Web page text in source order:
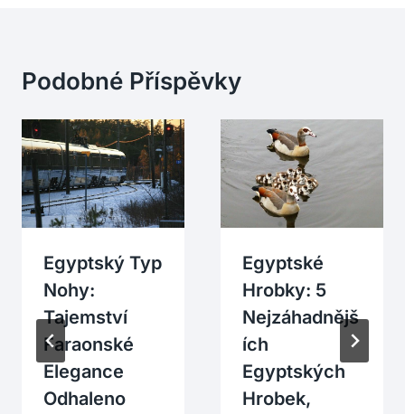
Podobné Příspěvky
Egyptský Typ
Nohy:
Tajemství
Faraonské
Elegance
Odhaleno
Egyptské
Hrobky: 5
Nejzáhadnějš
Ích
Egyptských
Hrobek,